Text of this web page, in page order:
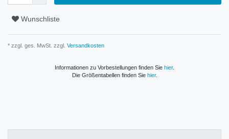
Wunschliste
* zzgl. ges. MwSt. zzgl. Versandkosten
Informationen zu Vorbestellungen finden Sie hier.
Die Größentabellen finden Sie hier.